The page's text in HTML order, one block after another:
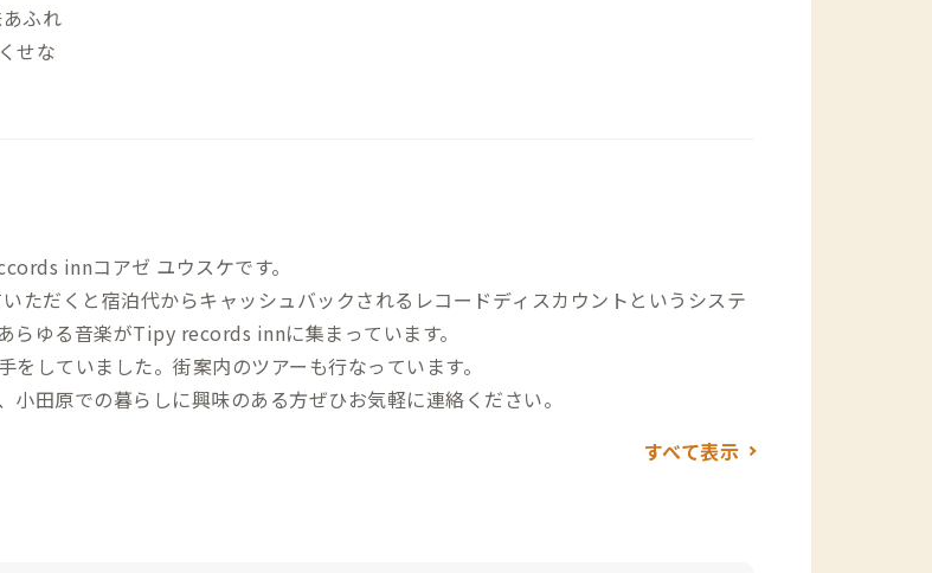
ふれ
せな
innコアゼ ユウスケです。
ただくと宿泊代からキャッシュバックされるレコードディスカウントというシステ
らゆる音楽がTipy records innに集まっています。
をしていました。街案内のツアーも行なっています。
小田原での暮らしに興味のある方ぜひお気軽に連絡ください。
すべて表示